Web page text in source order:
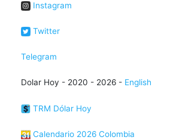
Instagram
Twitter
Telegram
Dolar Hoy - 2020 - 2026 - English
TRM Dólar Hoy
Calendario 2026 Colombia